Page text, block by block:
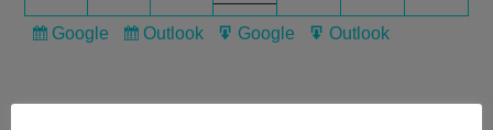
Subscribe
Google
Subscribe
Outlook
Export
Google
Export
Outlook